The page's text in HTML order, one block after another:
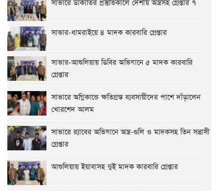
সাভারে ডাকাতির প্রস্তুতিকালে দেশীয় অস্ত্রসহ গ্রেপ্তার ৭
সাভার-ধামরাইয়ে ৪ মাদক কারবারি গ্রেপ্তার
সাভার-আশুলিয়ায় ডিবির অভিযানে ৫ মাদক কারবারি
গ্রেপ্তার
সাভারে অগ্নিকান্ডে ক্ষতিগ্রস্ত ব্যবসায়ীদের পাশে দাঁড়ালেন
খোরশেদ আলম
সাভারে র‍্যাবের অভিযানে অস্ত্র-গুলি ও মাদকসহ তিন সন্ত্রাসী
গ্রেপ্তার
আশুলিয়ায় ইয়াবাসহ দুই মাদক কারবারি গ্রেপ্তার